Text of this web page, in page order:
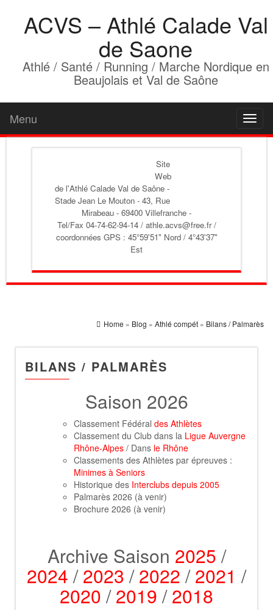
ACVS – Athlé Calade Val
de Saone
Athlé / Santé / Running / Marche Nordique en
Beaujolais et Val de Saône
Menu
Site
Web
de l'Athlé Calade Val de Saône -
Stade Jean Le Mouton - 43, Rue
Mirabeau - 69400 Villefranche -
Tel/Fax 04-74-62-94-14 / athle.acvs@free.fr /
coordonnées GPS : 45°59'51" Nord / 4°43'37"
Est
Home » Blog » Athlé compét » Bilans / Palmarès
BILANS / PALMARÈS
Saison 2026
Classement Fédéral des Athlètes
Classement du Club dans la Ligue Auvergne
Rhône-Alpes / Dans le Rhône
Classements des Athlètes par épreuves :
Minimes à Seniors
Historique des Interclubs depuis 2005
Palmarès 2026 (à venir)
Brochure 2026 (à venir)
Archive Saison 2025 /
2024 /2023 /2022 /2021 /
2020 /2019 /2018